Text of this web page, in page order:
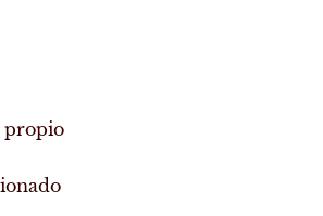
propio